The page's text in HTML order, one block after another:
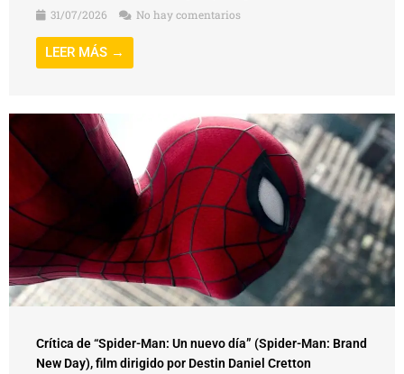
31/07/2026
No hay comentarios
LEER MÁS →
Crítica de “Spider-Man: Un nuevo día” (Spider-Man: Brand
New Day), film dirigido por Destin Daniel Cretton